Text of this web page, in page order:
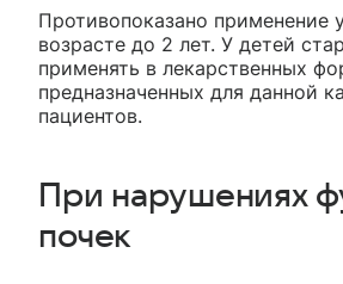
Противопоказано применение
возрасте до 2 лет. У детей
применять в лекарственных
предназначенных для данной
пациентов.
При нарушениях
почек